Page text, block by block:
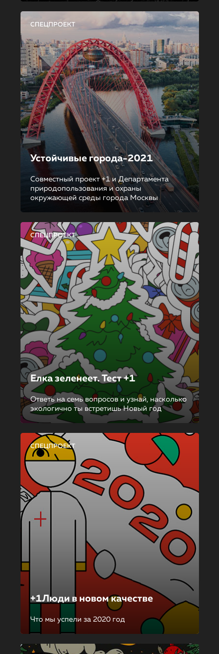
СПЕЦПРОЕКТ
Устойчивые города-2021
Совместный проект +1 и Департамента
природопользования и охраны
окружающей среды города Москвы
СПЕЦПРОЕКТ
Елка зеленеет. Тест +1
Ответь на семь вопросов и узнай, насколько
экологично ты встретишь Новый год
СПЕЦПРОЕКТ
+1Люди в новом качестве
Что мы успели за 2020 год